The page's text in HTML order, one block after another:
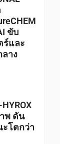
ขับ
ร์และ
าง
พ ดัน
ะโตกว่า